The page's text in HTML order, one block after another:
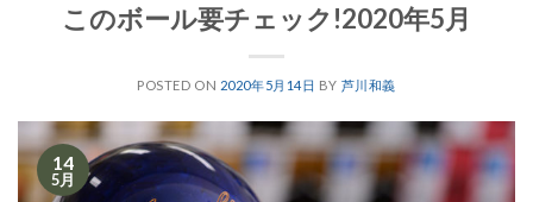
このボール要チェック!2020年5月
POSTED ON 2020年5月14日 BY 芦川和義
14
5月